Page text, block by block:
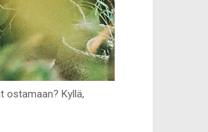
ostamaan? Kyllä,